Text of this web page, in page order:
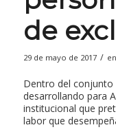
de
29 de mayo de 2017 / en
Dentro del conjunto
desarrollando para
institucional que
labor que